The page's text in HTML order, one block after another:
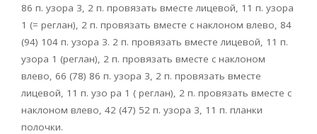
86 п. узора 3, 2 п. провязать вместе лицевой, 11 п. узора
1 (= реглан), 2 п. провязать вместе с наклоном влево, 84
(94) 104 п. узора 3. 2 п. провязать вместе лицевой, 11 п.
узора 1 (peглан), 2 п. провязать вместе с наклоном
влево, 66 (78) 86 п. узора 3, 2 п. провязать вместе
лицевой, 11 п. узо ра 1 ( реглан), 2 п. провязать вместе с
наклоном влево, 42 (47) 52 п. узора 3, 11 п. планки
полочки.